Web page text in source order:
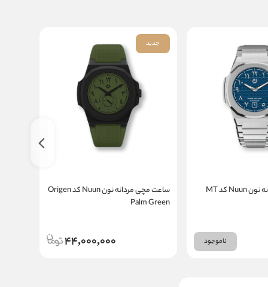
ساعت مچی مردانه نون Nuun کد MT
ناموجود
جدید
ساعت مچی مردانه نون Nuun کد Origen
Palm Green
44,000,000